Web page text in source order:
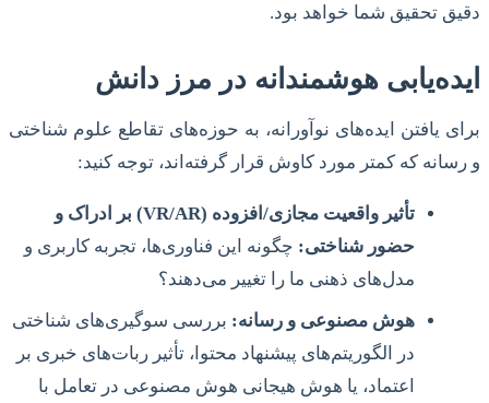
دقیق تحقیق شما خواهد بود.
ایده‌یابی هوشمندانه در مرز دانش
برای یافتن ایده‌های نوآورانه، به حوزه‌های تقاطع علوم شناختی
و رسانه که کمتر مورد کاوش قرار گرفته‌اند، توجه کنید:
تأثیر واقعیت مجازی/افزوده (VR/AR) بر ادراک و
حضور شناختی: چگونه این فناوری‌ها، تجربه کاربری و
مدل‌های ذهنی ما را تغییر می‌دهند؟
هوش مصنوعی و رسانه: بررسی سوگیری‌های شناختی
در الگوریتم‌های پیشنهاد محتوا، تأثیر ربات‌های خبری بر
اعتماد، یا هوش هیجانی هوش مصنوعی در تعامل با